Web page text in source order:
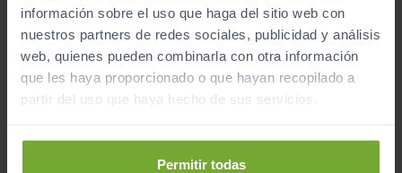
información sobre el uso que haga del sitio web con
nuestros partners de redes sociales, publicidad y análisis
web, quienes pueden combinarla con otra información
que les haya proporcionado o que hayan recopilado a
partir del uso que haya hecho de sus servicios.
Permitir todas
12.095 km
2025
20.990 €
250
€/mes